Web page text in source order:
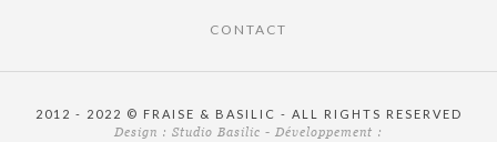
CONTACT
2012 - 2022 © FRAISE & BASILIC - ALL RIGHTS RESERVED
Design : Studio Basilic - Développement :